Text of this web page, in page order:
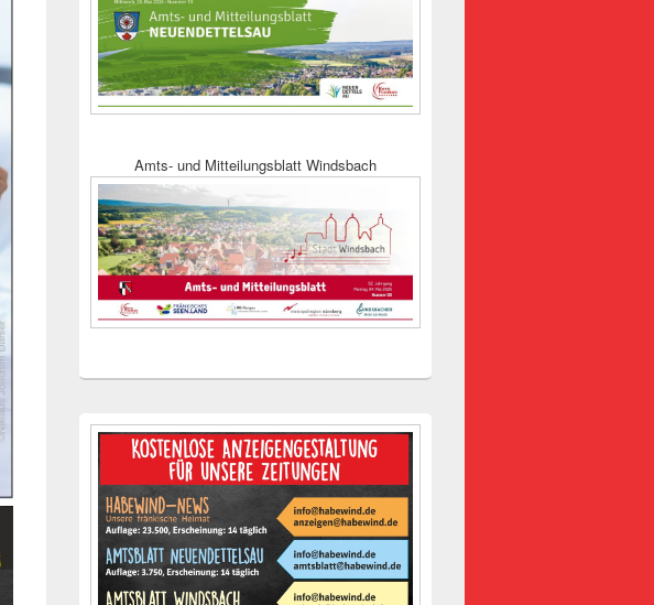
Amts- und Mitteilungsblatt Windsbach